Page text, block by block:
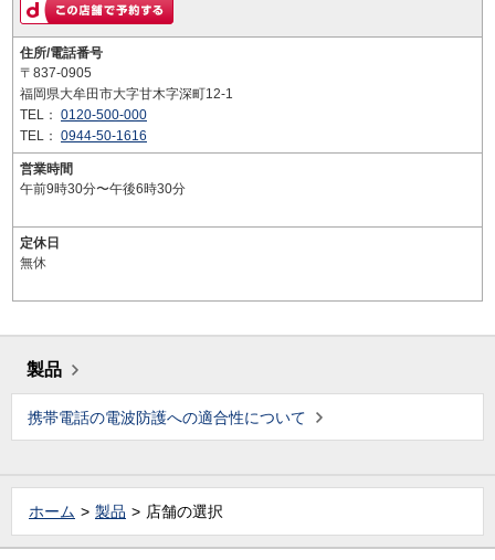
住所/電話番号
〒837-0905
福岡県大牟田市大字甘木字深町12-1
TEL： 0120-500-000
TEL： 0944-50-1616
営業時間
午前9時30分〜午後6時30分
定休日
無休
製品
携帯電話の電波防護への適合性について
ホーム 製品 店舗の選択